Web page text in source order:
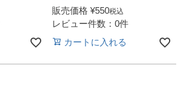
販売価格 ¥550税込
レビュー件数：0件
カートに入れる